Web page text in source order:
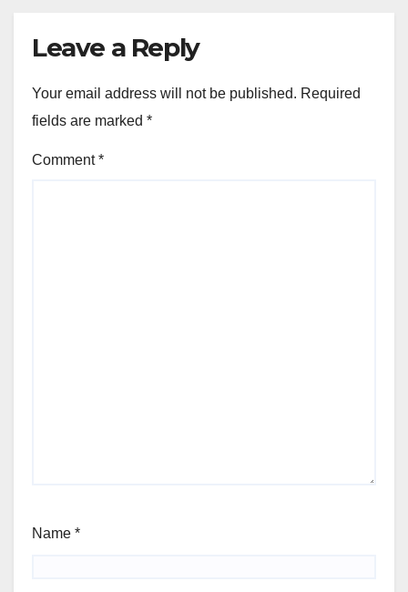
Leave a Reply
Your email address will not be published. Required
fields are marked *
Comment*
Name *